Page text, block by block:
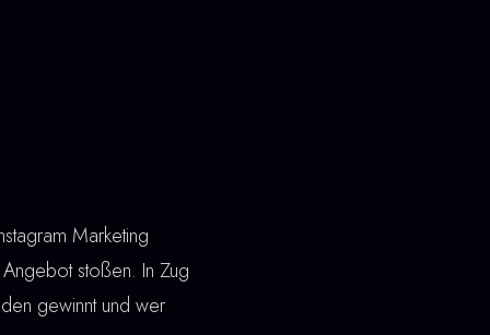
Marketing
stoßen. In Zug
gewinnt und wer